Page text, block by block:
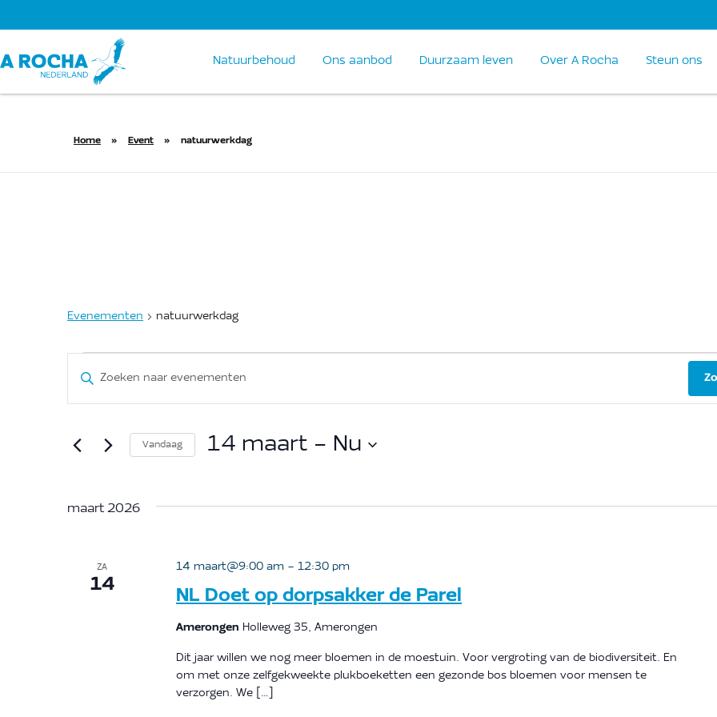
Natuurbehoud Ons aanbod Duurzaam leven Over A Rocha Steun ons
Home » Event » natuurwerkdag
Evenementen natuurwerkdag
Evenementen
Zoeken
en
weergeven
navigatie
Vul
in.
Evenementen
Vandaag 14 maart - Nu
maart 2026
ZA
14
NL Doet op dorpsakker de Parel
14 maart@9:00 am- 12:30 pm
Amerongen Holleweg 35, Amerongen
Dit jaar willen we nog meer bloemen in de moestuin. Voor vergroting van de biodiversiteit. En
om met onze zelfgekweekte plukboeketten een gezonde bos bloemen voor mensen te
verzorgen. We […]